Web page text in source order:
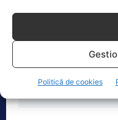
Politică de cookies
Camera
decarbonizării.
Miruță sare în
pentru a-l afecta”